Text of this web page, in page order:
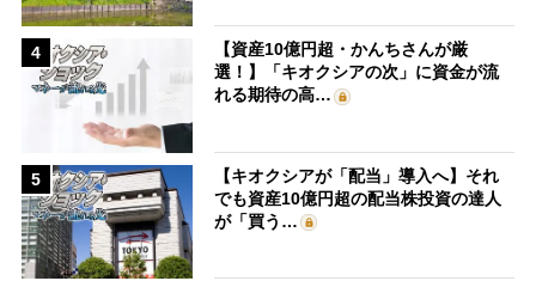
4
【資産10億円超・かんちさんが厳
選！】「キオクシアの次」に資金が流
れる期待の高…
5
【キオクシアが「配当」導入へ】それ
でも資産10億円超の配当株投資の達人
が「買う…